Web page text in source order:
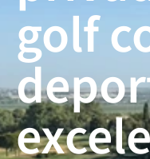
golf
Portfolio
Portfolio
Portfolio